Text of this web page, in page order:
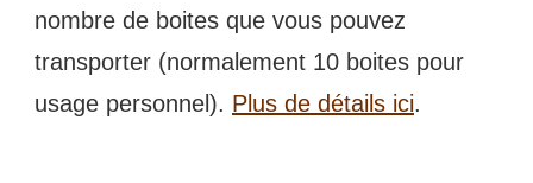
nombre de boites que vous pouvez
transporter (normalement 10 boites pour
usage personnel). Plus de détails ici.